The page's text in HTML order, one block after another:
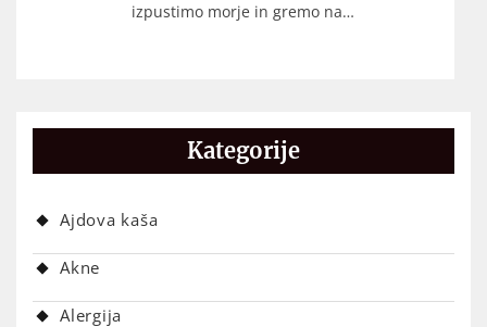
izpustimo morje in gremo na…
Kategorije
Ajdova kaša
Akne
Alergija